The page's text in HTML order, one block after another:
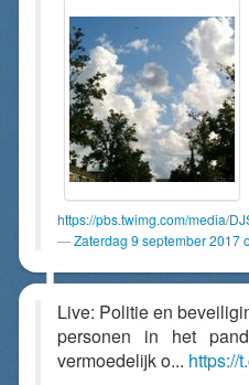
https://pbs.twimg.com/media/
Zaterdag 9 september 2017
Live: Politie en
personen in het
vermoedelijk o... https://